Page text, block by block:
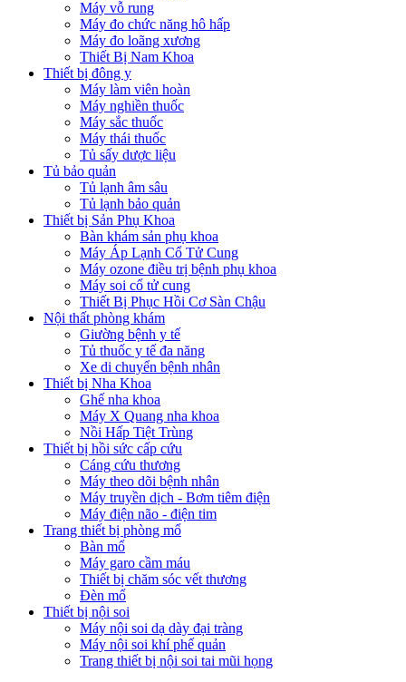
Máy vỗ rung
Máy đo chức năng hô hấp
Máy đo loãng xương
Thiết Bị Nam Khoa
Thiết bị đông y
Máy làm viên hoàn
Máy nghiền thuốc
Máy sắc thuốc
Máy thái thuốc
Tủ sấy dược liệu
Tủ bảo quản
Tủ lạnh âm sâu
Tủ lạnh bảo quản
Thiết bị Sản Phụ Khoa
Bàn khám sản phụ khoa
Máy Áp Lạnh Cổ Tử Cung
Máy ozone điều trị bệnh phụ khoa
Máy soi cổ tử cung
Thiết Bị Phục Hồi Cơ Sàn Chậu
Nội thất phòng khám
Giường bệnh y tế
Tủ thuốc y tế đa năng
Xe di chuyển bệnh nhân
Thiết bị Nha Khoa
Ghế nha khoa
Máy X Quang nha khoa
Nồi Hấp Tiệt Trùng
Thiết bị hồi sức cấp cứu
Cáng cứu thương
Máy theo dõi bệnh nhân
Máy truyền dịch - Bơm tiêm điện
Máy điện não - điện tim
Trang thiết bị phòng mổ
Bàn mổ
Máy garo cầm máu
Thiết bị chăm sóc vết thương
Đèn mổ
Thiết bị nội soi
Máy nội soi dạ dày đại tràng
Máy nội soi khí phế quản
Trang thiết bị nội soi tai mũi họng